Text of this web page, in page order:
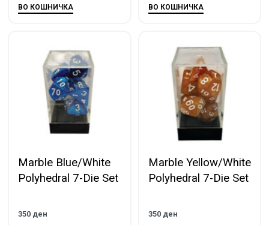
ВО КОШНИЧКА ВО КОШНИЧКА
Marble Blue/White
Polyhedral 7-Die Set
350 ден
Marble Yellow/White
Polyhedral 7-Die Set
350 ден